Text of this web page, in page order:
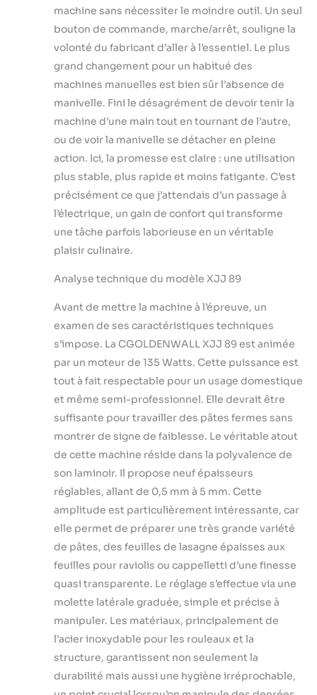
douce et chiffon
humide. SÉCURITÉ
& DURABILITÉ —
Moteur 135W
efficace avec base
antidérapante.
Construction en
acier inoxydable
alimentaire et
protection ABS
durable pour
sécurité et
longévité accrues.
GARANTIE &
SUPPORT —
Garantie
client en français et
spécialisé pour
tranquillité
d'utilisation.
machine sans nécessiter le moindre outil. Un seul
bouton de commande, marche/arrêt, souligne la
volonté du fabricant d’aller à l’essentiel. Le plus
grand changement pour un habitué des
machines manuelles est bien sûr l’absence de
manivelle. Fini le désagrément de devoir tenir la
machine d’une main tout en tournant de l’autre,
ou de voir la manivelle se détacher en pleine
action. Ici, la promesse est claire : une utilisation
plus stable, plus rapide et moins fatigante. C’est
précisément ce que j’attendais d’un passage à
l’électrique, un gain de confort qui transforme
une tâche parfois laborieuse en un véritable
plaisir culinaire.
Analyse technique du modèle XJJ 89
Avant de mettre la machine à l’épreuve, un
examen de ses caractéristiques techniques
s’impose. La CGOLDENWALL XJJ 89 est animée
par un moteur de 135 Watts. Cette puissance est
tout à fait respectable pour un usage domestique
et même semi-professionnel. Elle devrait être
suffisante pour travailler des pâtes fermes sans
montrer de signe de faiblesse. Le véritable atout
de cette machine réside dans la polyvalence de
son laminoir. Il propose neuf épaisseurs
réglables, allant de 0,5 mm à 5 mm. Cette
amplitude est particulièrement intéressante, car
elle permet de préparer une très grande variété
de pâtes, des feuilles de lasagne épaisses aux
feuilles pour raviolis ou cappelletti d’une finesse
quasi transparente. Le réglage s’effectue via une
molette latérale graduée, simple et précise à
manipuler. Les matériaux, principalement de
l’acier inoxydable pour les rouleaux et la
structure, garantissent non seulement la
durabilité mais aussi une hygiène irréprochable,